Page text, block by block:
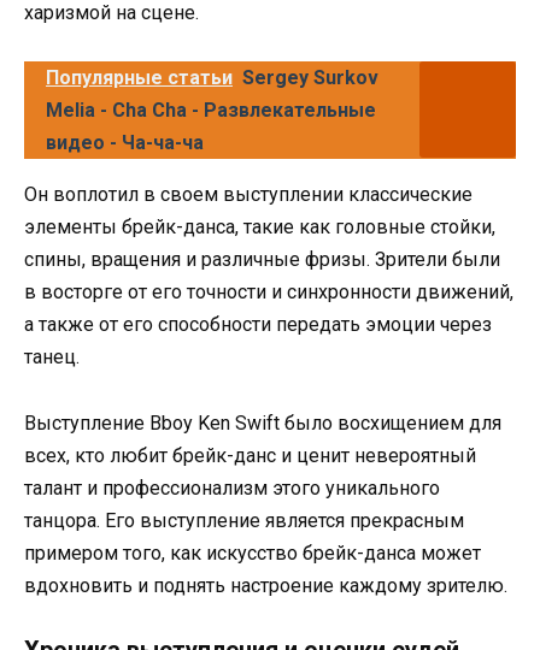
харизмой на сцене.
Популярные статьи Sergey Surkov
Melia - Cha Cha - Развлекательные
видео - Ча-ча-ча
Он воплотил в своем выступлении классические
элементы брейк-данса, такие как головные стойки,
спины, вращения и различные фризы. Зрители были
в восторге от его точности и синхронности движений,
а также от его способности передать эмоции через
танец.
Выступление Bboy Ken Swift было восхищением для
всех, кто любит брейк-данс и ценит невероятный
талант и профессионализм этого уникального
танцора. Его выступление является прекрасным
примером того, как искусство брейк-данса может
вдохновить и поднять настроение каждому зрителю.